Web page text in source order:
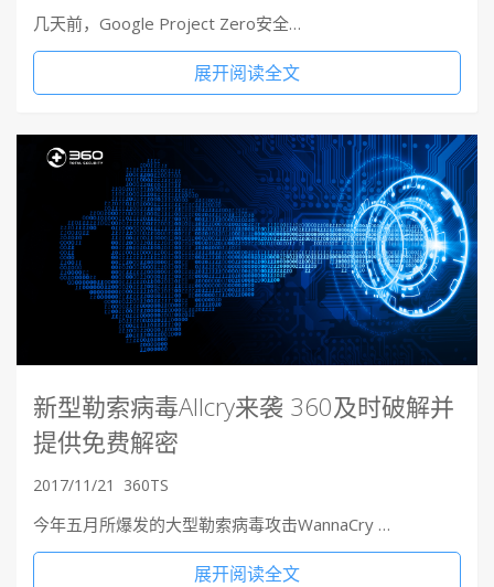
几天前，Google Project Zero安全…
展开阅读全文
新型勒索病毒Allcry来袭 360及时破解并
提供免费解密
2017/11/21 360TS
今年五月所爆发的大型勒索病毒攻击WannaCry …
展开阅读全文